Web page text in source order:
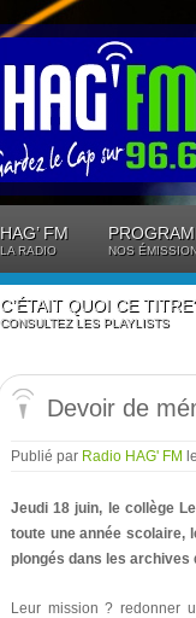
HAG’ FM
LA RADIO NOS
C’ÉTAIT QUOI CE
CONSULTEZ LES PLAYLISTS
Devoir de
Publié par Radio HAG' FM
Jeudi 18 juin, le collège
toute une année scolaire,
plongés dans les archives
Leur mission ? redonner